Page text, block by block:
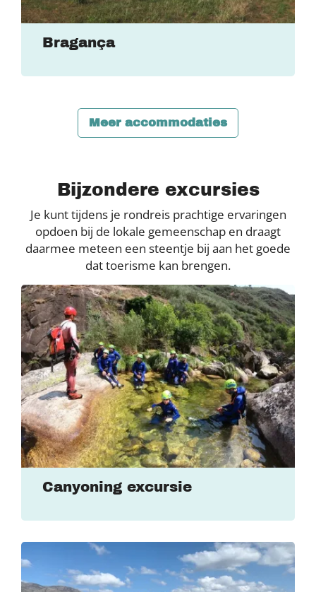
Bragança
Meer accommodaties
Bijzondere excursies
Je kunt tijdens je rondreis prachtige ervaringen
opdoen bij de lokale gemeenschap en draagt
daarmee meteen een steentje bij aan het goede
dat toerisme kan brengen.
Canyoning excursie